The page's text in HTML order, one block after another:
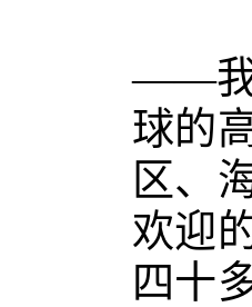
——我
球的
区、
欢迎
四十